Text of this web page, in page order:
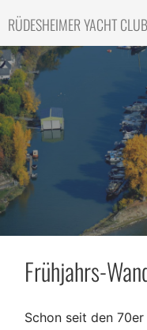
content
RÜDESHEIMER YACHT CLUB
Frühjahrs-
Schon seit den